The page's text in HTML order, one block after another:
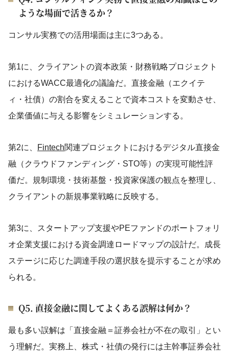
ような場面で活きるか？
コンサル実務での活用場面は主に3つある。
第1に、クライアントの資本政策・財務戦略プロジェクト
におけるWACC最適化の議論だ。直接金融（エクイテ
ィ・社債）の割合を変えることで資本コストを変動させ、
企業価値に与える影響をシミュレーションする。
第2に、 Fintech関連プロジェクトにおけるデジタル直接金
融（クラウドファンディング・STO等）の実現可能性評
価だ。規制環境・技術基盤・投資家保護の観点を整理し、
クライアントの新規事業戦略に反映する。
第3に、スタートアップ支援やPEファンドのポートフォリ
オ企業支援における資金調達ロードマップの設計だ。成長
ステージに応じた調達手段の選択肢を提示することが求め
られる。
Q5. 直接金融に関してよくある誤解は何か？
最も多い誤解は「直接金融＝証券会社が不在の取引」とい
う理解だ。実務上、株式・社債の発行には主幹事証券会社